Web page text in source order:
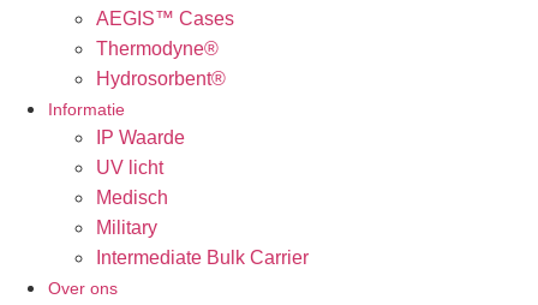
AEGIS™ Cases
Thermodyne®
Hydrosorbent®
Informatie
IP Waarde
UV licht
Medisch
Military
Intermediate Bulk Carrier
Over ons